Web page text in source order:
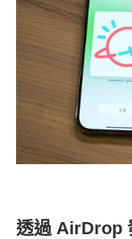
透過 AirDrop